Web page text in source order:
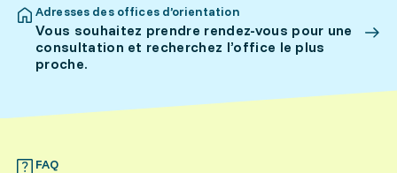
Adresses des offices d’orientation
Vous souhaitez prendre rendez-vous pour une
consultation et recherchez l’office le plus
proche.
FAQ